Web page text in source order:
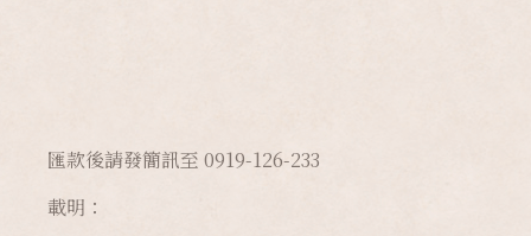
匯款後請發簡訊至 0919-126-233
載明：